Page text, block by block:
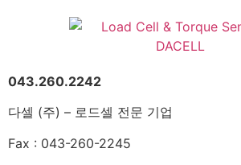
043.260.2242
다셀 (주) – 로드셀 전문 기업
Fax : 043-260-2245